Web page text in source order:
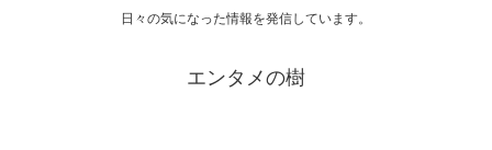
日々の気になった情報を発信しています。
エンタメの樹